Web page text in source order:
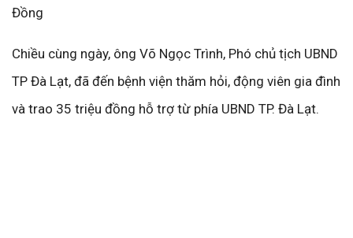
Đồng
Chiều cùng ngày, ông Võ Ngọc Trình, Phó chủ tịch UBND
TP Đà Lạt, đã đến bệnh viện thăm hỏi, động viên gia đình
và trao 35 triệu đồng hỗ trợ từ phía UBND TP. Đà Lạt.